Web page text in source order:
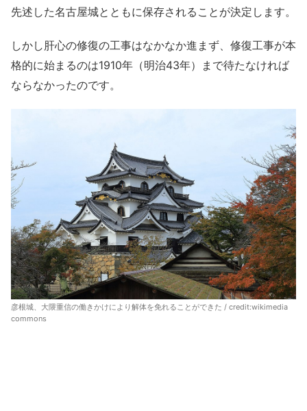
先述した名古屋城とともに保存されることが決定します。
しかし肝心の修復の工事はなかなか進まず、修復工事が本
格的に始まるのは1910年（明治43年）まで待たなければ
ならなかったのです。
彦根城、大隈重信の働きかけにより解体を免れることができた / credit:wikimedia
commons